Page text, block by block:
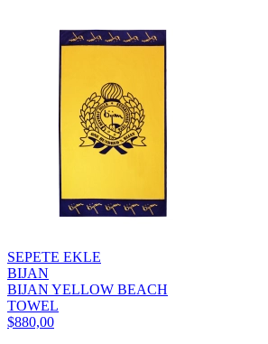
SEPETE EKLE
BIJAN
BIJAN YELLOW BEACH
TOWEL
$880,00